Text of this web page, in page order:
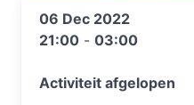
06 Dec 2022
21:00 - 03:00
Activiteit afgelopen